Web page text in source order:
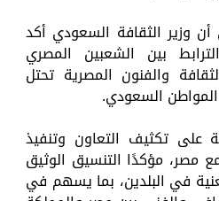
وزير الثقافة السعودي أكد
بين الشعبين المصري
والفنون المصرية تحتل
السعودي.
على تكثيف التعاون وتنفيذ
مصر، مؤكدًا التنسيق الوثيق
في البلدين، بما يسهم في